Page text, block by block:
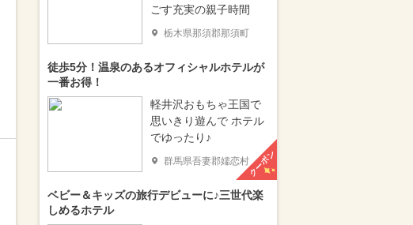
ごす充実の親子時間
栃木県那須郡那須町
徒歩5分！温泉のあるオフィシャルホテルが
一番お得！
軽井沢おもちゃ王国で
思いきり遊んで ホテル
でゆったり♪
群馬県吾妻郡嬬恋村クーポン
ベビー＆キッズの旅行デビューに♪三世代楽
しめるホテル